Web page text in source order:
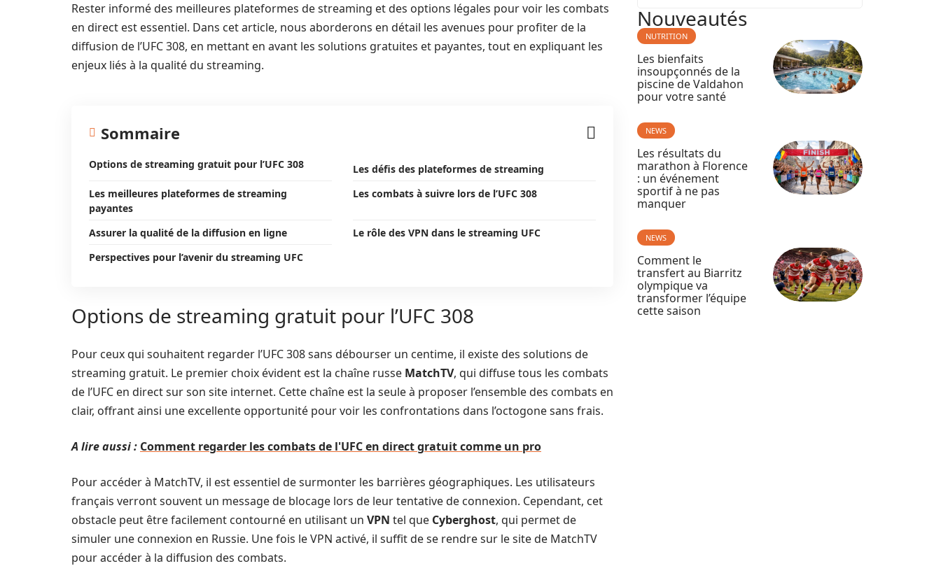
Rester informé des meilleures plateformes de streaming et des options légales pour voir les combats
en direct est essentiel. Dans cet article, nous aborderons en détail les avenues pour profiter de la
diffusion de l’UFC 308, en mettant en avant les solutions gratuites et payantes, tout en expliquant les
enjeux liés à la qualité du streaming.
Sommaire
Options de streaming gratuit pour l’UFC 308
Les défis des plateformes de streaming
Les meilleures plateformes de streaming
payantes
Les combats à suivre lors de l’UFC 308
Assurer la qualité de la diffusion en ligne
Le rôle des VPN dans le streaming UFC
Perspectives pour l’avenir du streaming UFC
Options de streaming gratuit pour l’UFC 308
Pour ceux qui souhaitent regarder l’UFC 308 sans débourser un centime, il existe des solutions de
streaming gratuit. Le premier choix évident est la chaîne russe MatchTV, qui diffuse tous les combats
de l’UFC en direct sur son site internet. Cette chaîne est la seule à proposer l’ensemble des combats en
clair, offrant ainsi une excellente opportunité pour voir les confrontations dans l’octogone sans frais.
A lire aussi : Comment regarder les combats de l'UFC en direct gratuit comme un pro
Pour accéder à MatchTV, il est essentiel de surmonter les barrières géographiques. Les utilisateurs
français verront souvent un message de blocage lors de leur tentative de connexion. Cependant, cet
obstacle peut être facilement contourné en utilisant un VPN tel que Cyberghost, qui permet de
simuler une connexion en Russie. Une fois le VPN activé, il suffit de se rendre sur le site de MatchTV
pour accéder à la diffusion des combats.
Nouveautés
NUTRITION
Les bienfaits
insoupçonnés de la
piscine de Valdahon
pour votre santé
NEWS
Les résultats du
marathon à Florence
: un événement
sportif à ne pas
manquer
NEWS
Comment le
transfert au Biarritz
olympique va
transformer l’équipe
cette saison